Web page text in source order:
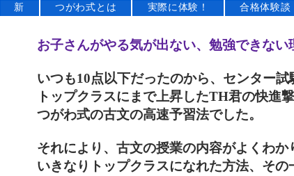
新 つがわ式とは 実際に体験！ 合格体験談
お子さんがやる気が出ない、勉強できない
いつも10点以下だったのから、センター試
トップクラスにまで上昇したTH君の快進
つがわ式の古文の高速予習法でした。
それにより、古文の授業の内容がよくわか
いきなりトップクラスになれた方法、その